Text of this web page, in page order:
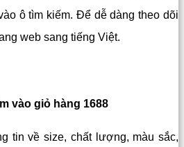
ô tìm kiếm. Để dễ dàng theo dõi
web sang tiếng Việt.
vào giỏ hàng 1688
tin về size, chất lượng, màu sắc,